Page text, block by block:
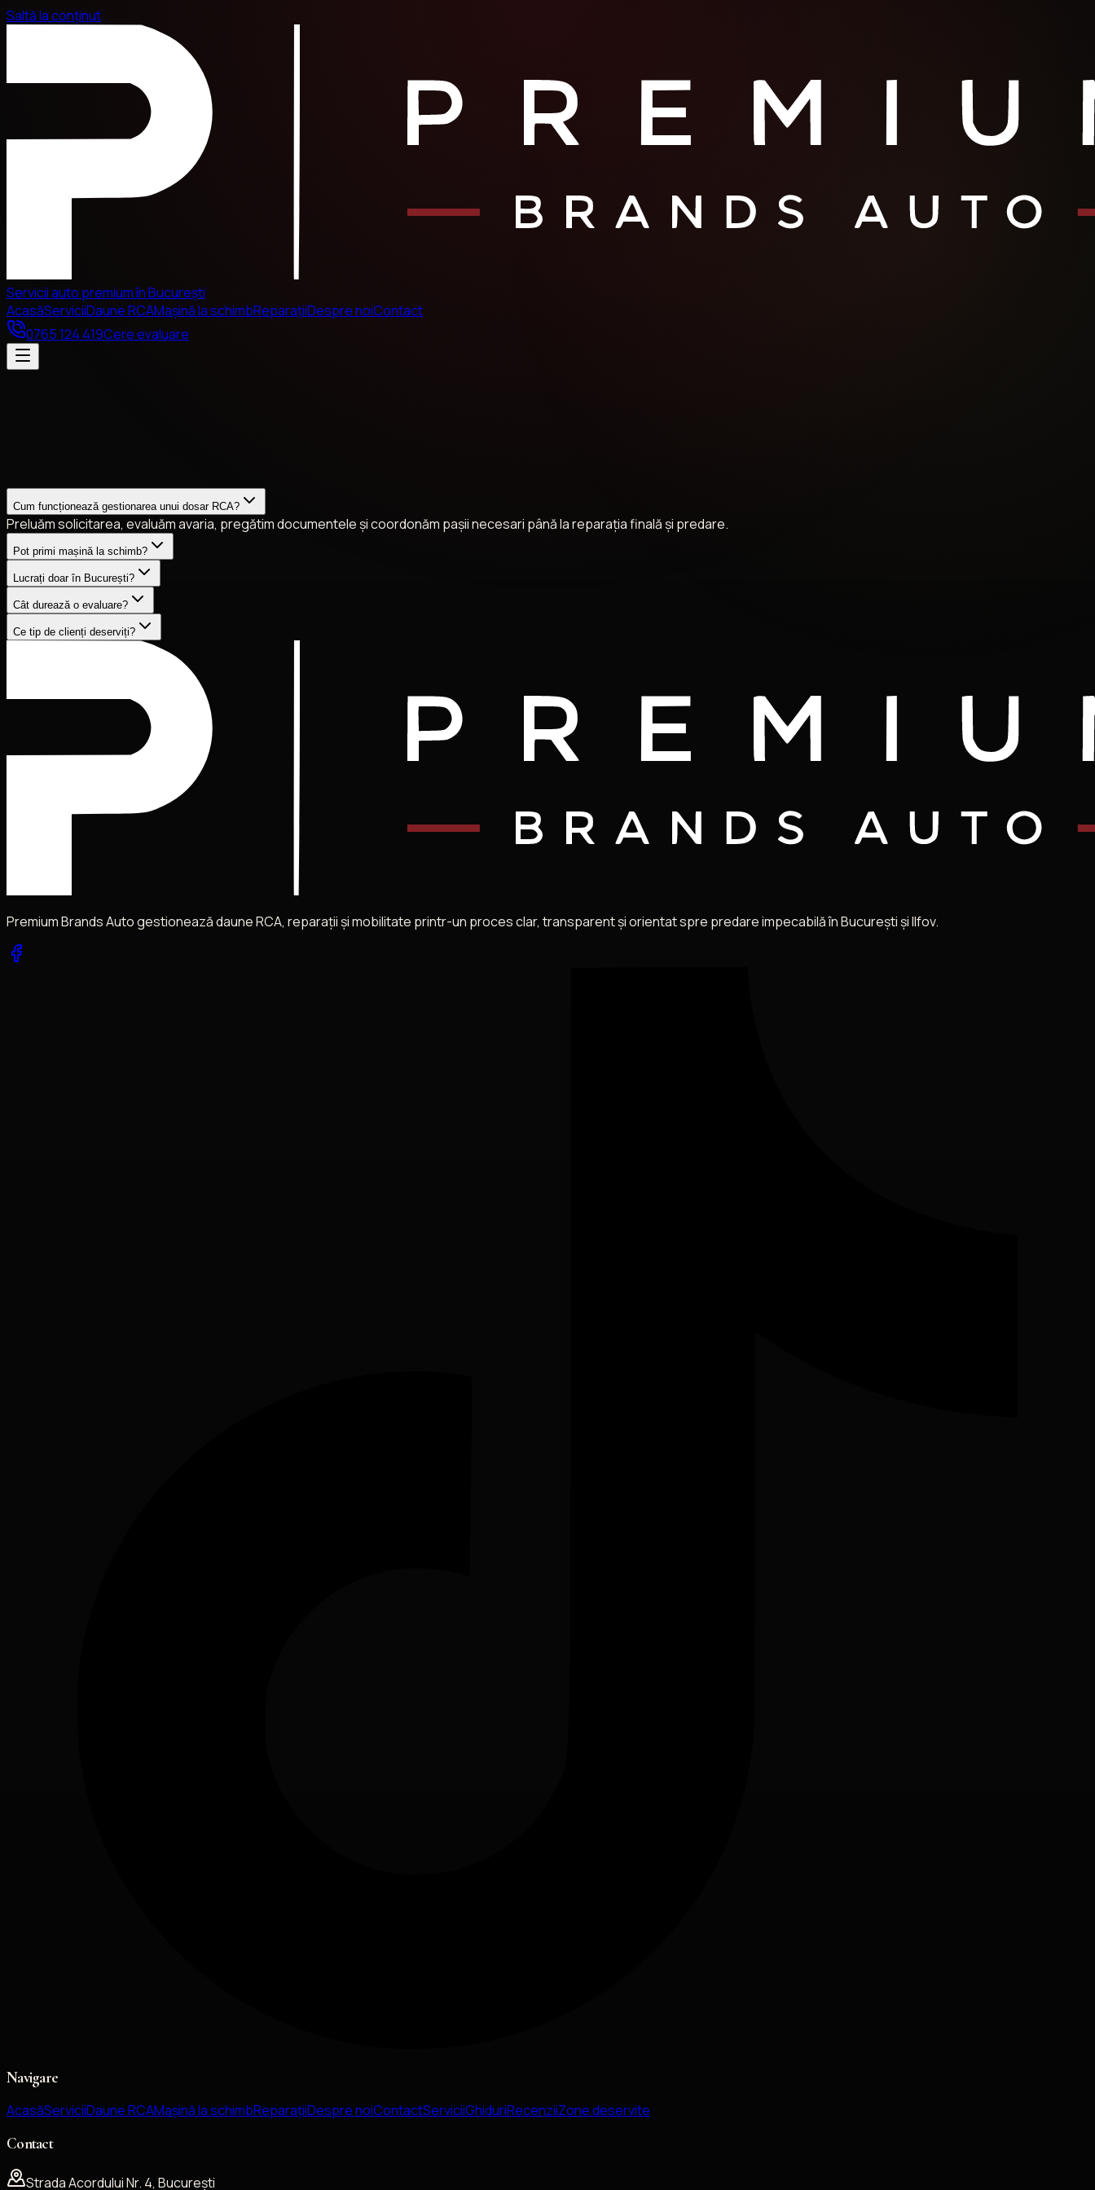
Saltă la conținut
Servicii auto premium în București
AcasăServiciiDaune RCAMașină la schimbReparațiiDespre noiContact
0765 124 419Cere evaluare
Cum funcționează gestionarea unui dosar RCA?
Preluăm solicitarea, evaluăm avaria, pregătim documentele și coordonăm pașii necesari până la reparația finală și predare.
Pot primi mașină la schimb?
Lucrați doar în București?
Cât durează o evaluare?
Ce tip de clienți deserviți?
Premium Brands Auto gestionează daune RCA, reparații și mobilitate printr-un proces clar, transparent și orientat spre predare impecabilă în București și Ilfov.
Navigare
AcasăServiciiDaune RCAMașină la schimbReparațiiDespre noiContactServiciiGhiduriRecenziiZone deservite
Contact
Strada Acordului Nr. 4, București